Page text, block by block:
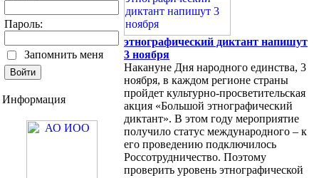
Пароль:
Запомнить меня
Информация
этнографический диктант напишут
3 ноября
Накануне Дня народного единства, 3
ноября, в каждом регионе страны
пройдет культурно-просветительская
акция «Большой этнографический
диктант». В этом году мероприятие
получило статус международного – к
его проведению подключилось
Россотрудничество. Поэтому
проверить уровень этнографической